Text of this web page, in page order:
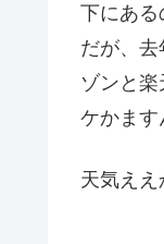
下にある
だが、
ゾンと楽
ケかます
天気え